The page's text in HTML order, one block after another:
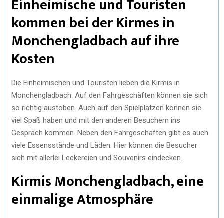
Einheimische und Touristen
kommen bei der Kirmes in
Monchengladbach auf ihre
Kosten
Die Einheimischen und Touristen lieben die Kirmis in
Monchengladbach. Auf den Fahrgeschäften können sie sich
so richtig austoben. Auch auf den Spielplätzen können sie
viel Spaß haben und mit den anderen Besuchern ins
Gespräch kommen. Neben den Fahrgeschäften gibt es auch
viele Essensstände und Läden. Hier können die Besucher
sich mit allerlei Leckereien und Souvenirs eindecken.
Kirmis Monchengladbach, eine
einmalige Atmosphäre